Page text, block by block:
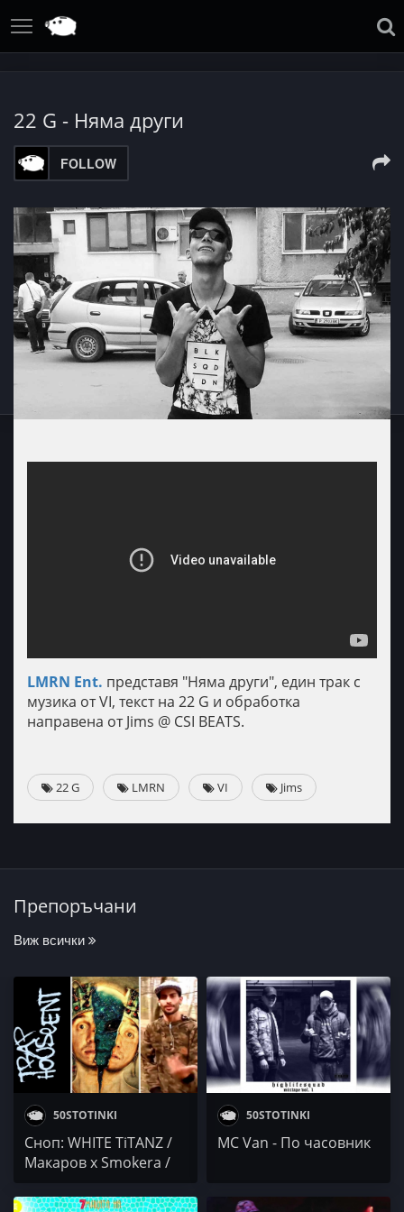
22 G - Няма други
FOLLOW
LMRN Ent. представя "Няма други", един трак с
музика от VI, текст на 22 G и обработка
направена от Jims @ CSI BEATS.
22 G LMRN VI Jims
Препоръчани
Виж всички
50STOTINKI
Сноп: WHITE TiTANZ /
Макаров x Smokera /
50STOTINKI
MC Van - По часовник